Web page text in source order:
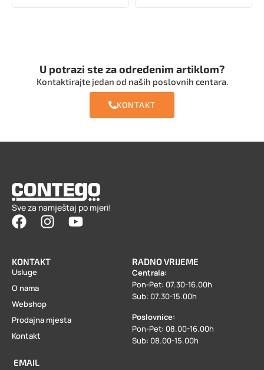
U potrazi ste za određenim artiklom?
Kontaktirajte jedan od naših poslovnih centara.
KONTAKT
Sve za namještaj po mjeri!
KONTAKT
Usluge
O nama
Webshop
Prodajna mjesta
Kontakt
EMAIL
RADNO VRIJEME
Centrala:
Pon-Pet: 07.30-16.00h
Sub: 07.30-15.00h
Poslovnice:
Pon-Pet: 08.00-16.00h
Sub: 08.00-15.00h